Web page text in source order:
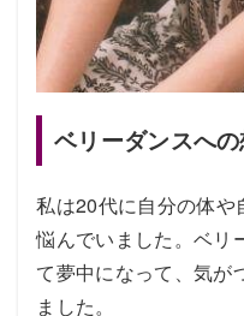
ベリーダンスへ
私は20代に自分の体や
悩んでいました。ベリ
て夢中になって、気が
ました。